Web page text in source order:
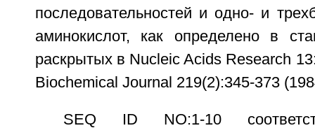
последовательностей и одно- и
аминокислот, как определено в
раскрытых в Nucleic Acids Research
Biochemical Journal 219(2):345-373
SEQ ID NO:1-10